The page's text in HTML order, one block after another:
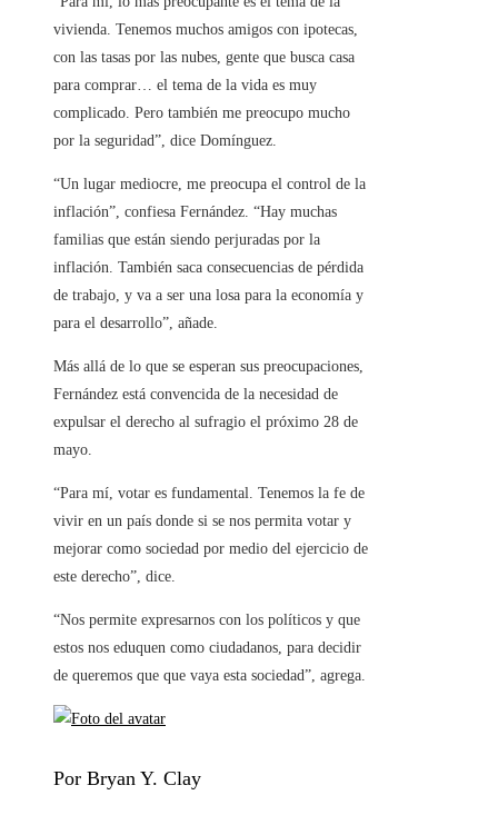
vivienda. Tenemos muchos amigos con ipotecas,
con las tasas por las nubes, gente que busca casa
para comprar… el tema de la vida es muy
complicado. Pero también me preocupo mucho
por la seguridad”, dice Domínguez.
“Un lugar mediocre, me preocupa el control de la
inflación”, confiesa Fernández. “Hay muchas
familias que están siendo perjuradas por la
inflación. También saca consecuencias de pérdida
de trabajo, y va a ser una losa para la economía y
para el desarrollo”, añade.
Más allá de lo que se esperan sus preocupaciones,
Fernández está convencida de la necesidad de
expulsar el derecho al sufragio el próximo 28 de
mayo.
“Para mí, votar es fundamental. Tenemos la fe de
vivir en un país donde si se nos permita votar y
mejorar como sociedad por medio del ejercicio de
este derecho”, dice.
“Nos permite expresarnos con los políticos y que
estos nos eduquen como ciudadanos, para decidir
de queremos que que vaya esta sociedad”, agrega.
Por Bryan Y. Clay